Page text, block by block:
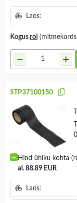
Laos:
Kogus rol
STP37100150
Hind ühiku kohta
al. 88.89 EUR
Laos: